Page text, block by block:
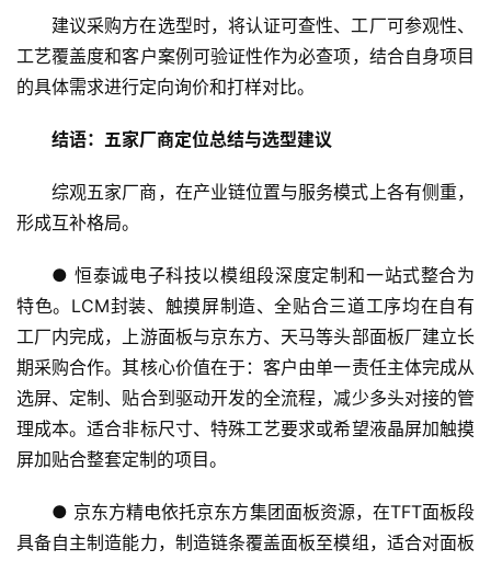
建议采购方在选型时，将认证可查性、工厂可参观性、
工艺覆盖度和客户案例可验证性作为必查项，结合自身项目
的具体需求进行定向询价和打样对比。
结语：五家厂商定位总结与选型建议
综观五家厂商，在产业链位置与服务模式上各有侧重，
形成互补格局。
● 恒泰诚电子科技以模组段深度定制和一站式整合为
特色。LCM封装、触摸屏制造、全贴合三道工序均在自有
工厂内完成，上游面板与京东方、天马等头部面板厂建立长
期采购合作。其核心价值在于：客户由单一责任主体完成从
选屏、定制、贴合到驱动开发的全流程，减少多头对接的管
理成本。适合非标尺寸、特殊工艺要求或希望液晶屏加触摸
屏加贴合整套定制的项目。
● 京东方精电依托京东方集团面板资源，在TFT面板段
具备自主制造能力，制造链条覆盖面板至模组，适合对面板